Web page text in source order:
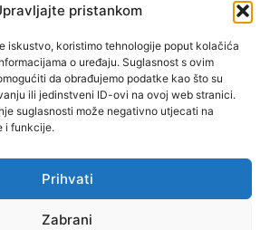
pristankom
iskustvo, koristimo tehnologije poput kolačića
o uređaju. Suglasnost s ovim
da obrađujemo podatke kao što su
ili jedinstveni ID-ovi na ovoj web stranici.
suglasnosti može negativno utjecati na
i funkcije.
Prihvati
Zabrani
je
iz